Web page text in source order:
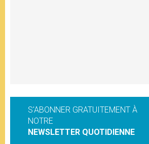
S'ABONNER GRATUITEMENT À
NOTRE
NEWSLETTER QUOTIDIENNE